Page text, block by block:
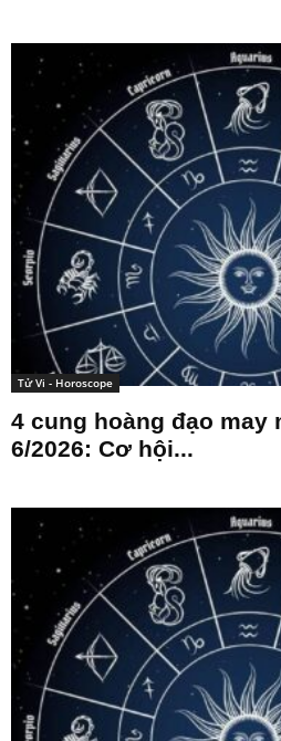
Tử Vi - Horoscope
4 cung hoàng đạo may
6/2026: Cơ hội...